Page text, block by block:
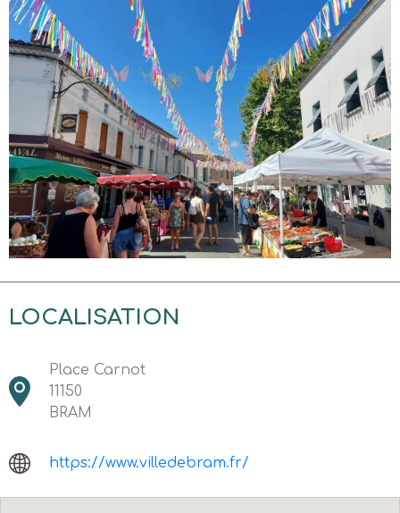
LOCALISATION
Place Carnot
11150
BRAM
https://www.villedebram.fr/